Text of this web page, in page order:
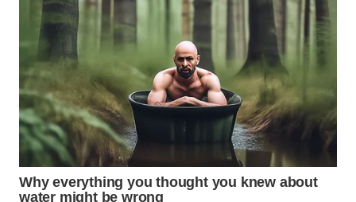
BINTAN
WN
MANDALIKA
WN
LIKUPANG
WN
LABUANBAJO